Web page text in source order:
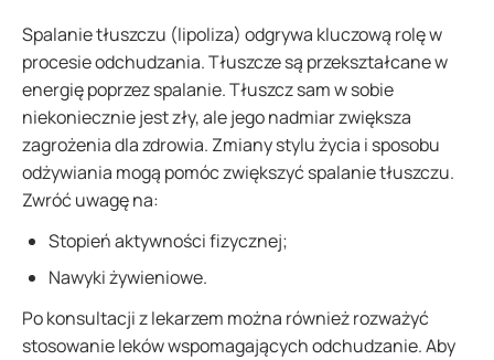
Spalanie tłuszczu (lipoliza) odgrywa kluczową rolę w
procesie odchudzania. Tłuszcze są przekształcane w
energię poprzez spalanie. Tłuszcz sam w sobie
niekoniecznie jest zły, ale jego nadmiar zwiększa
zagrożenia dla zdrowia. Zmiany stylu życia i sposobu
odżywiania mogą pomóc zwiększyć spalanie tłuszczu.
Zwróć uwagę na:
Stopień aktywności fizycznej;
Nawyki żywieniowe.
Po konsultacji z lekarzem można również rozważyć
stosowanie leków wspomagających odchudzanie. Aby